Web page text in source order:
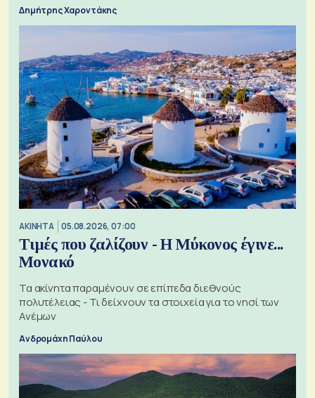
Δημήτρης Χαροντάκης
ΑΚΙΝΗΤΑ 05.08.2026, 07:00
Τιμές που ζαλίζουν - Η Μύκονος έγινε...
Μονακό
Τα ακίνητα παραμένουν σε επίπεδα διεθνούς
πολυτέλειας - Τι δείχνουν τα στοιχεία για το νησί των
Ανέμων
Ανδρομάχη Παύλου